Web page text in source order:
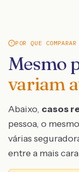
POR QUE
Mesmo
variam
Abaixo, casos
pessoa, o
várias
entre a mais